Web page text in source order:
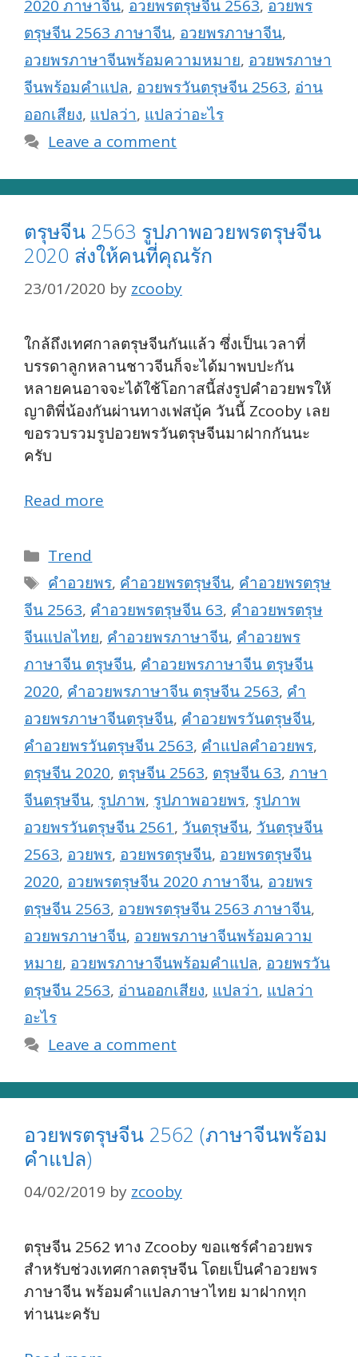
2020 ภาษาจีน, อวยพรตรุษจีน 2563, อวยพร
ตรุษจีน 2563 ภาษาจีน, อวยพรภาษาจีน,
อวยพรภาษาจีนพร้อมความหมาย, อวยพรภาษา
จีนพร้อมคำแปล, อวยพรวันตรุษจีน 2563, อ่าน
ออกเสียง, แปลว่า, แปลว่าอะไร
Leave a comment
ตรุษจีน 2563 รูปภาพอวยพรตรุษจีน
2020 ส่งให้คนที่คุณรัก
23/01/2020 by zcooby
ใกล้ถึงเทศกาลตรุษจีนกันแล้ว ซึ่งเป็นเวลาที่
บรรดาลูกหลานชาวจีนก็จะได้มาพบปะกัน
หลายคนอาจจะได้ใช้โอกาสนี้ส่งรูปคำอวยพรให้
ญาติพี่น้องกันผ่านทางเฟสบุ้ค วันนี้ Zcooby เลย
ขอรวบรวมรูปอวยพรวันตรุษจีนมาฝากกันนะ
ครับ
Read more
Categories
Trend
Tags
คำอวยพร, คำอวยพรตรุษจีน, คำอวยพรตรุษ
จีน 2563, คำอวยพรตรุษจีน 63, คำอวยพรตรุษ
จีนแปลไทย, คำอวยพรภาษาจีน, คำอวยพร
ภาษาจีน ตรุษจีน, คำอวยพรภาษาจีน ตรุษจีน
2020, คำอวยพรภาษาจีน ตรุษจีน 2563, คำ
อวยพรภาษาจีนตรุษจีน, คำอวยพรวันตรุษจีน,
คำอวยพรวันตรุษจีน 2563, คำแปลคำอวยพร,
ตรุษจีน 2020, ตรุษจีน 2563, ตรุษจีน 63, ภาษา
จีนตรุษจีน, รูปภาพ, รูปภาพอวยพร, รูปภาพ
อวยพรวันตรุษจีน 2561, วันตรุษจีน, วันตรุษจีน
2563, อวยพร, อวยพรตรุษจีน, อวยพรตรุษจีน
2020, อวยพรตรุษจีน 2020 ภาษาจีน, อวยพร
ตรุษจีน 2563, อวยพรตรุษจีน 2563 ภาษาจีน,
อวยพรภาษาจีน, อวยพรภาษาจีนพร้อมความ
หมาย, อวยพรภาษาจีนพร้อมคำแปล, อวยพรวัน
ตรุษจีน 2563, อ่านออกเสียง, แปลว่า, แปลว่า
อะไร
Leave a comment
อวยพรตรุษจีน 2562 (ภาษาจีนพร้อม
คำแปล)
04/02/2019 by zcooby
ตรุษจีน 2562 ทาง Zcooby ขอแชร์คำอวยพร
สำหรับช่วงเทศกาลตรุษจีน โดยเป็นคำอวยพร
ภาษาจีน พร้อมคำแปลภาษาไทย มาฝากทุก
ท่านนะครับ